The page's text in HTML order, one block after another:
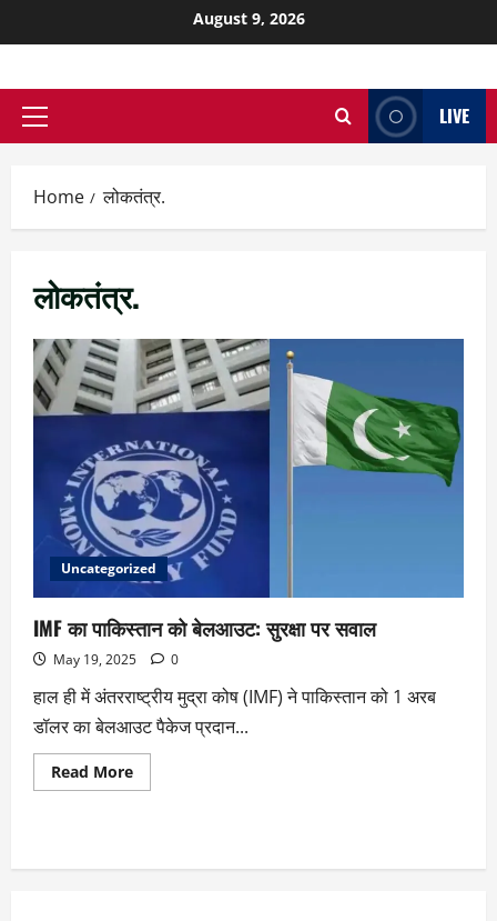
August 9, 2026
LIVE
Home लोकतंत्र.
लोकतंत्र.
Uncategorized
IMF का पाकिस्तान को बेलआउट: सुरक्षा पर सवाल
May 19, 2025 0
हाल ही में अंतरराष्ट्रीय मुद्रा कोष (IMF) ने पाकिस्तान को 1 अरब
डॉलर का बेलआउट पैकेज प्रदान...
Read More